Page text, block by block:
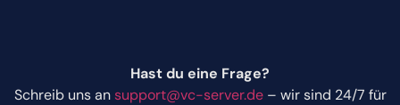
Hast du eine Frage?
Schreib uns ansupport@vc-server.de– wir sind 24/7 für